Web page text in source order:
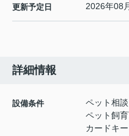
更新予定日 2026年08
詳細情報
設備条件
ペット相談
ペット飼
カードキー